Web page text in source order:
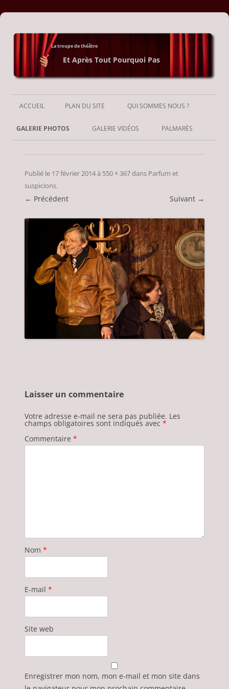
La troupe de théâtre
Et Après Tout Pourquoi Pas
Aller
contenu
ACCUEIL PLAN DU SITE QUI SOMMES NOUS ?
GALERIE PHOTOS GALERIE VIDÉOS PALMARÈS
Publié le 17 février 2014à 550 × 367dans Parfum et
suspicions.
← Précédent Suivant →
Laisser un commentaire
Votre adresse e-mail ne sera pas publiée. Les
champs obligatoires sont indiqués avec *
Commentaire *
Nom *
E-mail *
Site web
Enregistrer mon nom, mon e-mail et mon site dans